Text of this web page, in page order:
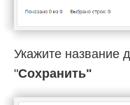
Укажите название
"Cохранить"